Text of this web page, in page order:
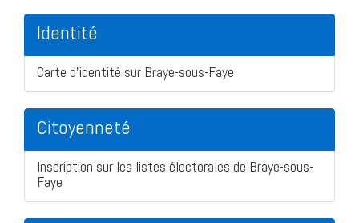
Identité
Carte d'identité sur Braye-sous-Faye
Citoyenneté
Inscription sur les listes électorales de Braye-sous-
Faye